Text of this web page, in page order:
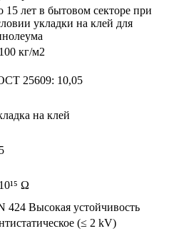
15 лет в бытовом секторе при
укладки на клей для
кг/м2
25609: 10,05
на клей
Ω
424 Высокая устойчивость
(≤ 2 kV)